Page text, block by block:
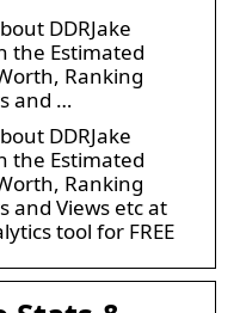
DDRJake
the Estimated
Ranking
and …
DDRJake
the Estimated
Ranking
and Views etc at
tool for FREE